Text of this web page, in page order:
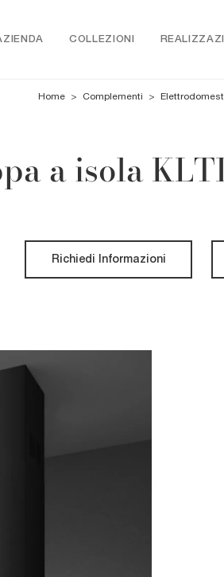
COLLEZIONI
Home > Complementi >
a isola
Richiedi Informazioni